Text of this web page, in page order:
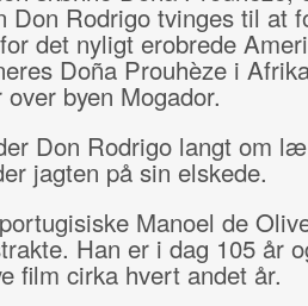
Don Rodrigo tvinges til at
det nyligt erobrede
Doña Prouhèze i
byen Mogador.
Don Rodrigo langt om
jagten på sin elskede.
Manoel de
Han er i dag 105 år
film cirka hvert andet år.